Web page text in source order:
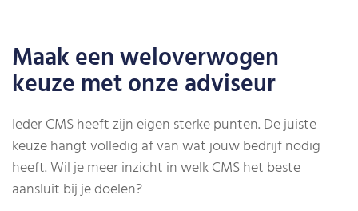
Maak een weloverwogen
keuze met onze adviseur
Ieder CMS heeft zijn eigen sterke punten. De juiste
keuze hangt volledig af van wat jouw bedrijf nodig
heeft. Wil je meer inzicht in welk CMS het beste
aansluit bij je doelen?